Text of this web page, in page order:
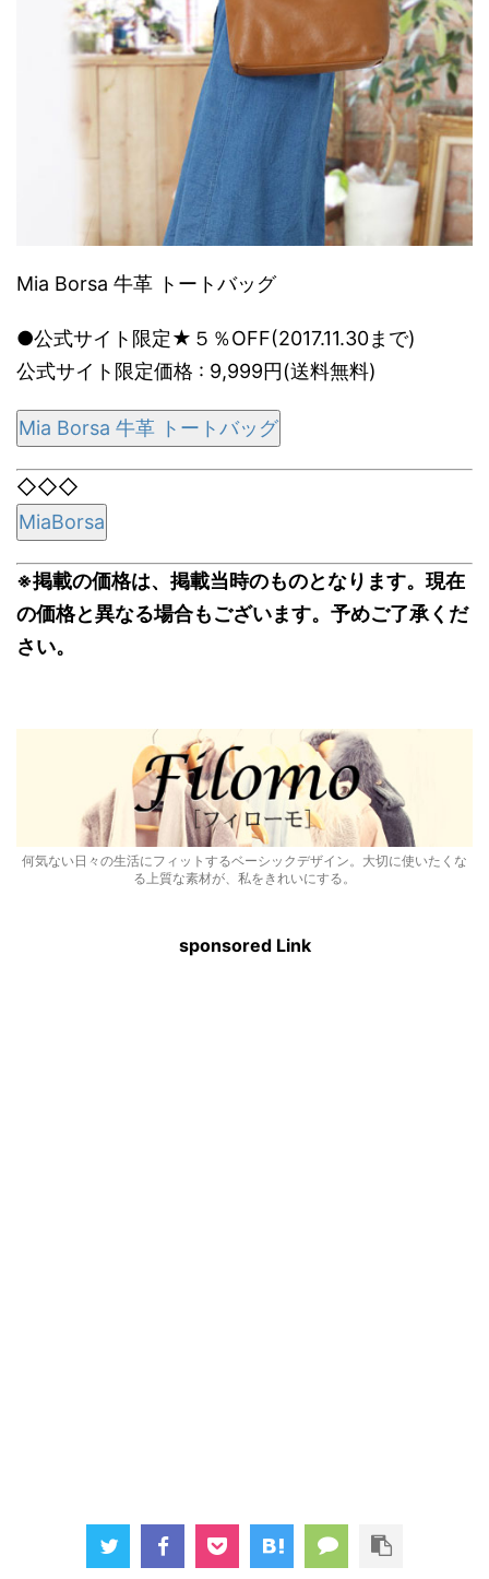
Mia Borsa 牛革 トートバッグ
●公式サイト限定★５％OFF(2017.11.30まで)
公式サイト限定価格 : 9,999円(送料無料)
Mia Borsa 牛革 トートバッグ
◇◇◇
MiaBorsa
※掲載の価格は、掲載当時のものとなります。現在
の価格と異なる場合もございます。予めご了承くだ
さい。
何気ない日々の生活にフィットするベーシックデザイン。大切に使いたくな
る上質な素材が、私をきれいにする。
sponsored Link